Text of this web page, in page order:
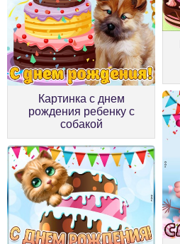
Картинка с днем
рождения ребенку с
собакой